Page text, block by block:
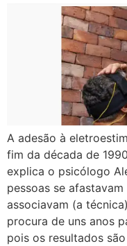
A adesão à
fim da década de
explica o psicólogo
pessoas se
associavam (a
procura de uns anos
pois os resultados